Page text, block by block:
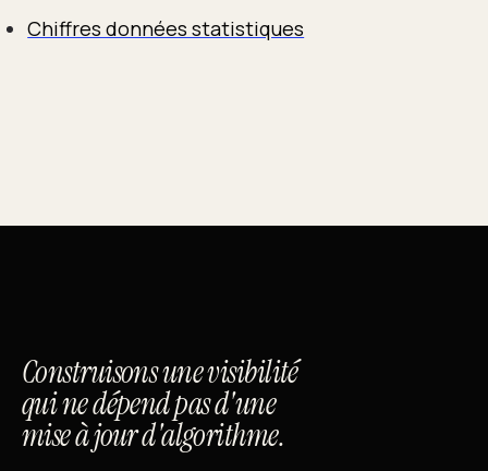
Chiffres données statistiques
Construisons une visibilité
qui ne dépend pas d'une
mise à jour d'algorithme.